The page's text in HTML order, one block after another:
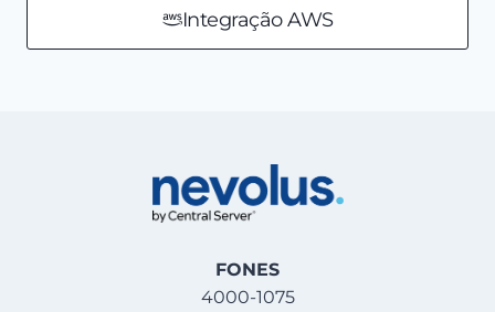
Integração AWS
FONES
4000-1075